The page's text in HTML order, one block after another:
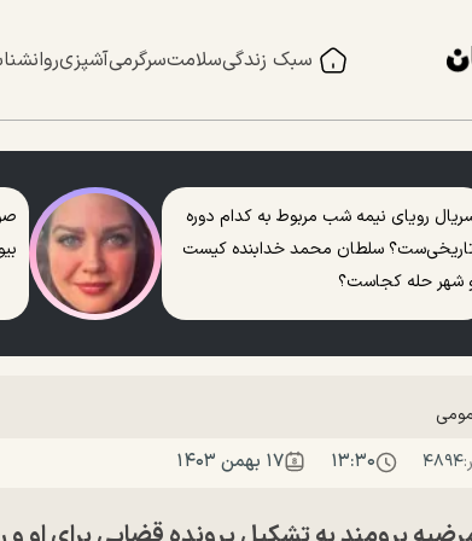
سبک زندگیسلامتسرگرمیآشپزی
رویای نیمه شب مربوط به کدام دوره
سلطان محمد خدابنده کیست
شهر حله کجاست؟
۴۸۹۴ ۱۳:۳۰ ۱۷ بهمن ۱۴۰۳